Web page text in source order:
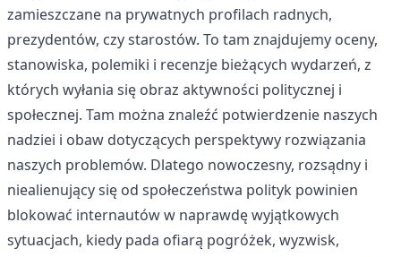
zamieszczane na prywatnych profilach radnych,
prezydentów, czy starostów. To tam znajdujemy oceny,
stanowiska, polemiki i recenzje bieżących wydarzeń, z
których wyłania się obraz aktywności politycznej i
społecznej. Tam można znaleźć potwierdzenie naszych
nadziei i obaw dotyczących perspektywy rozwiązania
naszych problemów. Dlatego nowoczesny, rozsądny i
niealienujący się od społeczeństwa polityk powinien
blokować internautów w naprawdę wyjątkowych
sytuacjach, kiedy pada ofiarą pogróżek, wyzwisk,